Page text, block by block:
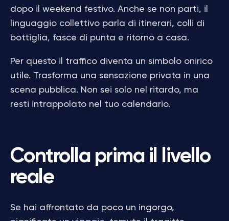
dopo il weekend festivo. Anche se non parti, il
linguaggio collettivo parla di itinerari, colli di
bottiglia, fasce di punta e ritorno a casa.
Per questo il traffico diventa un simbolo onirico
utile. Trasforma una sensazione privata in una
scena pubblica. Non sei solo nel ritardo, ma
resti intrappolato nel tuo calendario.
Controlla prima il livello
reale
Se hai affrontato da poco un ingorgo,